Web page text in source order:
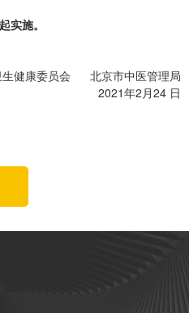
实施。
生健康委员会 北京市中医管理局
2021年2月24 日